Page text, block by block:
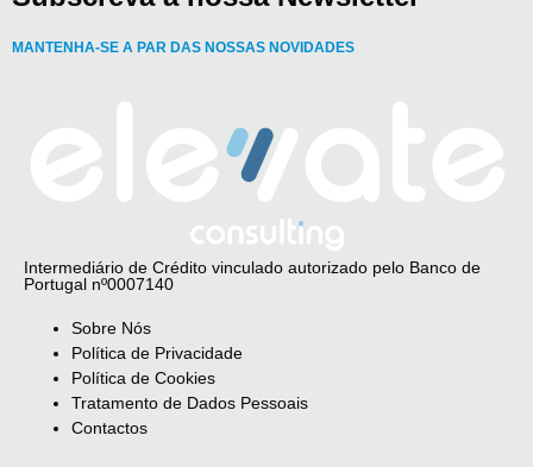
MANTENHA-SE A PAR DAS NOSSAS NOVIDADES
Intermediário de Crédito vinculado autorizado pelo Banco de
Portugal nº0007140
Sobre Nós
Política de Privacidade
Política de Cookies
Tratamento de Dados Pessoais
Contactos